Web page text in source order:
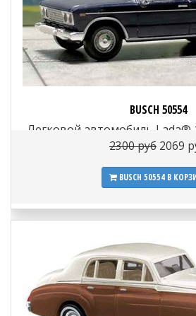
BUSCH 50554
Легковой автомобиль Lada®
темно-синий, 1:87,
2300 руб 2069
BUSCH 50554 В